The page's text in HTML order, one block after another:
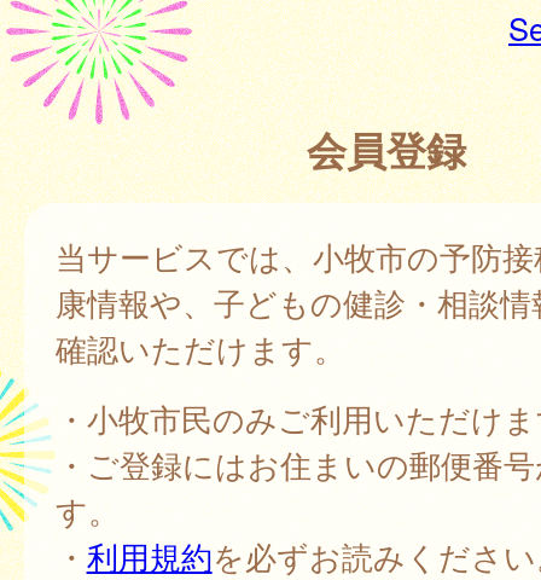
会員登録
当サービスでは、小牧市の予防
康情報や、子どもの健診・相談
確認いただけます。
・小牧市民のみご利用いただけ
・ご登録にはお住まいの郵便番
す。
・ 利用規約を必ずお読みくださ